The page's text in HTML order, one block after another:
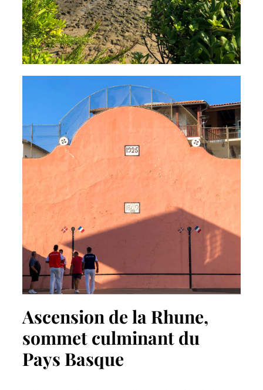
Ascension de la Rhune,
sommet culminant du
Pays Basque